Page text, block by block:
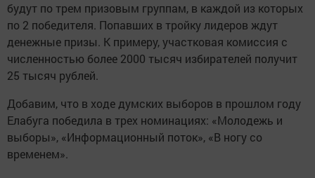
будут по трем призовым группам, в каждой из которых
по 2 победителя. Попавших в тройку лидеров ждут
денежные призы. К примеру, участковая комиссия с
численностью более 2000 тысяч избирателей получит
25 тысяч рублей.
Добавим, что в ходе думских выборов в прошлом году
Елабуга победила в трех номинациях: «Молодежь и
выборы», «Информационный поток», «В ногу со
временем».